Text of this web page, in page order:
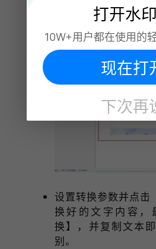
上传图片后，找到
【图片转文字】功能
转换窗口；
设置转换参数并点击
换好的文字内容，
换】，并复制文本
别。
打开水
10W+用户都在使用的
现在打
下次再